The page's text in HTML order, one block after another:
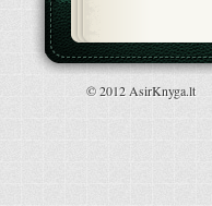
© 2012 AsirKnyga.lt